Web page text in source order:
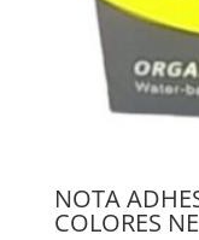
NOTA
COLORES